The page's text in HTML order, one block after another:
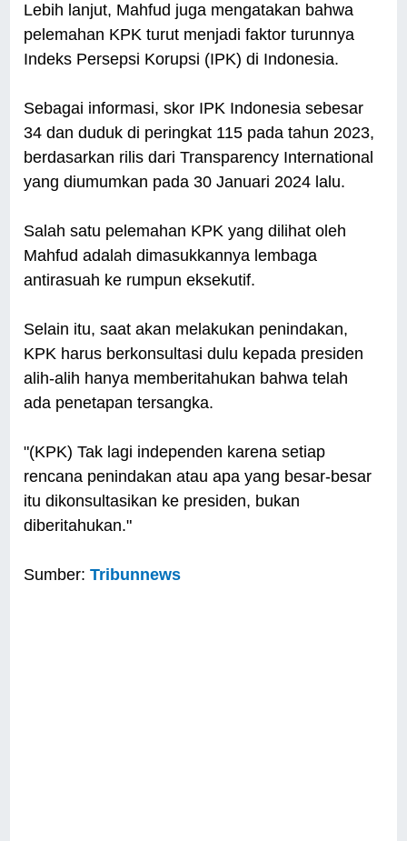
Lebih lanjut, Mahfud juga mengatakan bahwa
pelemahan KPK turut menjadi faktor turunnya
Indeks Persepsi Korupsi (IPK) di Indonesia.
Sebagai informasi, skor IPK Indonesia sebesar
34 dan duduk di peringkat 115 pada tahun 2023,
berdasarkan rilis dari Transparency International
yang diumumkan pada 30 Januari 2024 lalu.
Salah satu pelemahan KPK yang dilihat oleh
Mahfud adalah dimasukkannya lembaga
antirasuah ke rumpun eksekutif.
Selain itu, saat akan melakukan penindakan,
KPK harus berkonsultasi dulu kepada presiden
alih-alih hanya memberitahukan bahwa telah
ada penetapan tersangka.
"(KPK) Tak lagi independen karena setiap
rencana penindakan atau apa yang besar-besar
itu dikonsultasikan ke presiden, bukan
diberitahukan."
Sumber:Tribunnews